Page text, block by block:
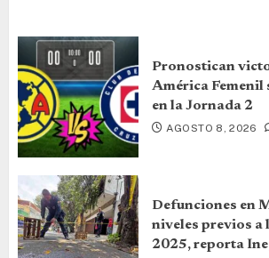
Pronostican
América Femenil
en la Jornada 2
AGOSTO 8, 2026
Defunciones en
niveles previos a
2025, reporta